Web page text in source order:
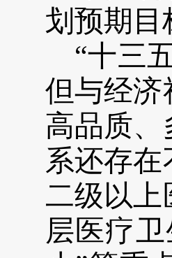
划预期目
“十三
但与经济
高品质、
系还存
二级以上
层医疗卫